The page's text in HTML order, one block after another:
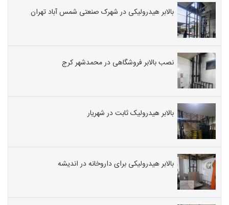
بالابر هیدرولیکی در شهرک صنعتی شمس آباد تهران
نصب بالابر فروشگاهی در محمدشهر کرج
بالابر هیدرولیک ثابت در شهریار
بالابر هیدرولیکی برای داروخانه در اندیشه